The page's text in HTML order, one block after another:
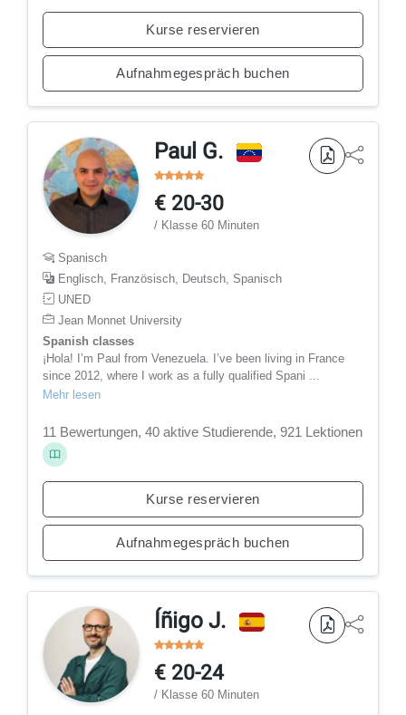
Kurse reservieren
Aufnahmegespräch buchen
Paul G.
€ 20-30
/ Klasse 60 Minuten
Spanisch
Englisch, Französisch, Deutsch, Spanisch
UNED
Jean Monnet University
Spanish classes
¡Hola! I’m Paul from Venezuela. I’ve been living in France
since 2012, where I work as a fully qualified Spani ...
Mehr lesen
11 Bewertungen, 40 aktive Studierende, 921 Lektionen
Kurse reservieren
Aufnahmegespräch buchen
Íñigo J.
€ 20-24
/ Klasse 60 Minuten